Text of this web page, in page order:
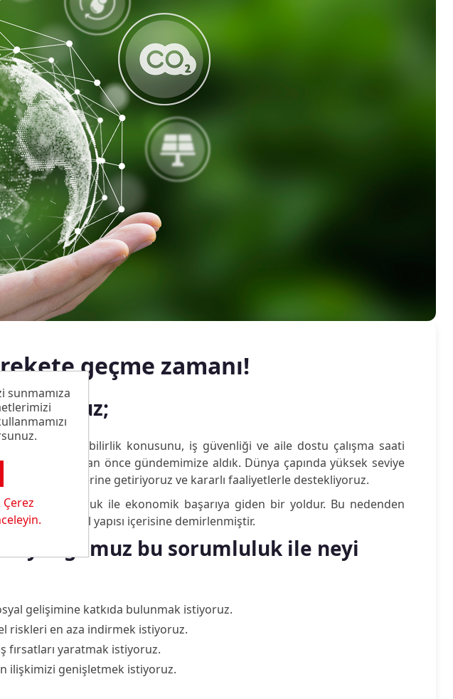
geçme zamanı!
veriyoruz;
sürdürülebilirlik konusunu, iş güvenliği ve aile dostu çalışma saati
çok uzun zaman önce gündemimize aldık. Dünya çapında yüksek seviye
yerine getiriyoruz ve kararlı faaliyetlerle destekliyoruz.
sorumluluk ile ekonomik başarıya giden bir yoldur. Bu nedenden
yapısı içerisine demirlenmiştir.
bu sorumluluk ile neyi
gelişimine katkıda bulunmak istiyoruz.
riskleri en aza indirmek istiyoruz.
fırsatları yaratmak istiyoruz.
ilişkimizi genişletmek istiyoruz.
sunmamıza